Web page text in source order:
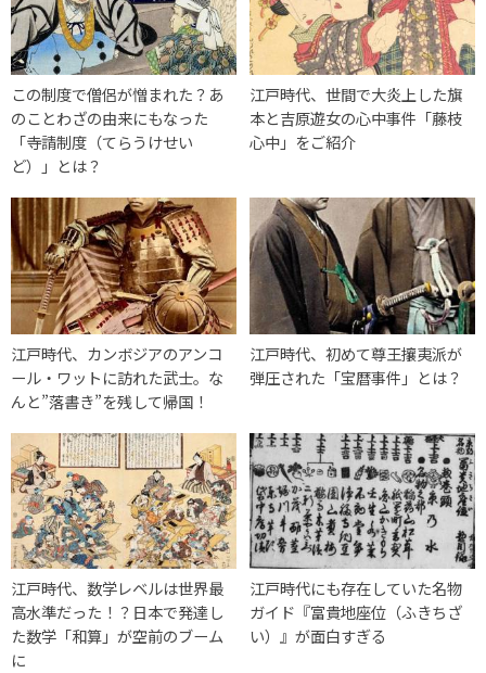
この制度で僧侶が憎まれた？あ
のことわざの由来にもなった
「寺請制度（てらうけせい
ど）」とは？
江戸時代、世間で大炎上した旗
本と吉原遊女の心中事件「藤枝
心中」をご紹介
江戸時代、カンボジアのアンコ
ール・ワットに訪れた武士。な
んと”落書き”を残して帰国！
江戸時代、初めて尊王攘夷派が
弾圧された「宝暦事件」とは？
江戸時代、数学レベルは世界最
高水準だった！？日本で発達し
た数学「和算」が空前のブーム
に
江戸時代にも存在していた名物
ガイド『富貴地座位（ふきちざ
い）』が面白すぎる